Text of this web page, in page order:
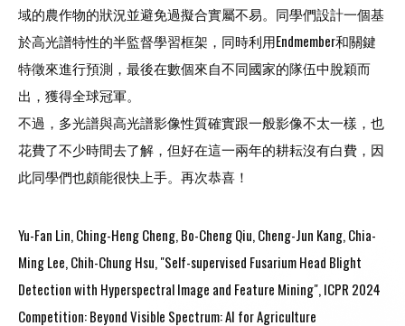
域的農作物的狀況並避免過擬合實屬不易。同學們設計一個基
於高光譜特性的半監督學習框架，同時利用Endmember和關鍵
特徵來進行預測，最後在數個來自不同國家的隊伍中脫穎而
出，獲得全球冠軍。
不過，多光譜與高光譜影像性質確實跟一般影像不太一樣，也
花費了不少時間去了解，但好在這一兩年的耕耘沒有白費，因
此同學們也頗能很快上手。再次恭喜！
Yu-Fan Lin, Ching-Heng Cheng, Bo-Cheng Qiu, Cheng-Jun Kang, Chia-
Ming Lee, Chih-Chung Hsu, "Self-supervised Fusarium Head Blight
Detection with Hyperspectral Image and Feature Mining", ICPR 2024
Competition: Beyond Visible Spectrum: AI for Agriculture